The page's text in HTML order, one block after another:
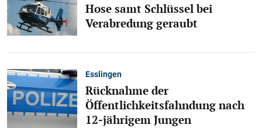
Hose samt Schlüssel bei
Verabredung geraubt
Esslingen
Rücknahme der
Öffentlichkeitsfahndung nach
12-jährigem Jungen